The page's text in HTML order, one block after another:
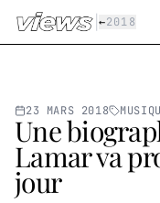
Aller au contenu
←2018
23 MARS 2018
Une
Lamar va
jour